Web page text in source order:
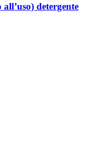
detergente